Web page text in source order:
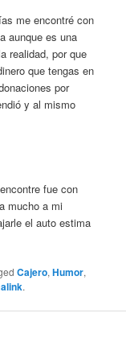
me encontré con
aunque es una
realidad, por que
que tengas en
por
y al mismo
fue con
mucho a mi
el auto estima
Cajero,Humor,
.